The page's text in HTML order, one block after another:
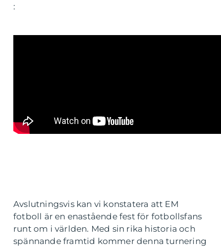
:
Avslutningsvis kan vi konstatera att EM
fotboll är en enastående fest för fotbollsfans
runt om i världen. Med sin rika historia och
spännande framtid kommer denna turnering